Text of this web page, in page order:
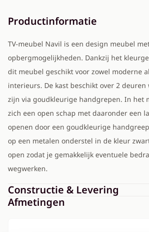
Productinformatie
TV-meubel Navil is een design meubel
opbergmogelijkheden. Dankzij het
dit meubel geschikt voor zowel moderne
interieurs. De kast beschikt over 2 deuren
zijn via goudkleurige handgrepen. In het
zich een open schap met daaronder een
openen door een goudkleurige
op een metalen onderstel in de kleur
open zodat je gemakkelijk eventuele
wegwerken.
Constructie & Levering
Afmetingen